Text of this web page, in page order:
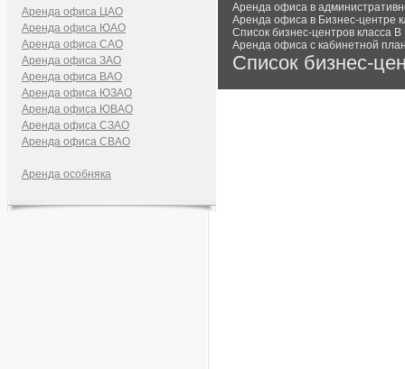
Аренда офиса ЦАО
Аренда офиса ЮАО
Аренда офиса САО
Аренда офиса ЗАО
Аренда офиса ВАО
Аренда офиса ЮЗАО
Аренда офиса ЮВАО
Аренда офиса СЗАО
Аренда офиса СВАО
Аренда особняка
Аренда офиса в
Аренда офиса в Бизнес-центре
Список бизнес-центров класса В
Аренда офиса с кабинетной
Список бизнес-